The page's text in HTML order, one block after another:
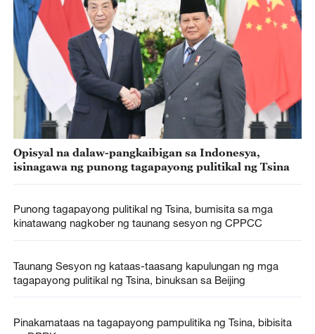
Opisyal na dalaw-pangkaibigan sa Indonesya,
isinagawa ng punong tagapayong pulitikal ng Tsina
Punong tagapayong pulitikal ng Tsina, bumisita sa mga
kinatawang nagkober ng taunang sesyon ng CPPCC
Taunang Sesyon ng kataas-taasang kapulungan ng mga
tagapayong pulitikal ng Tsina, binuksan sa Beijing
Pinakamataas na tagapayong pampulitika ng Tsina, bibisita